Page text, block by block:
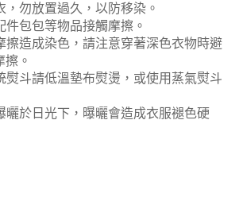
，勿放置過久，以防移染。
件包包等物品接觸摩擦。
擦造成染色，請注意穿著深色衣物時避
。
熨斗請低溫墊布熨燙，或使用蒸氣熨斗
曬於日光下，曝曬會造成衣服褪色硬